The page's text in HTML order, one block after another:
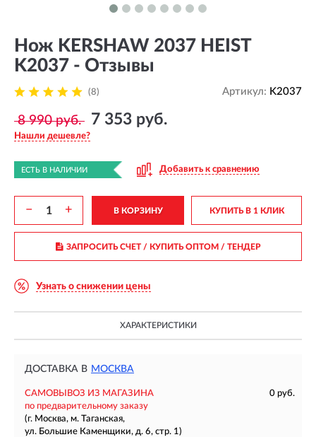
Нож KERSHAW 2037 HEIST
K2037 - Отзывы
(8) Артикул: K2037
8 990 руб. 7 353 руб.
Нашли дешевле?
ЕСТЬ В НАЛИЧИИ Добавить к сравнению
− + В КОРЗИНУ КУПИТЬ В 1 КЛИК
ЗАПРОСИТЬ СЧЕТ / КУПИТЬ ОПТОМ/ ТЕНДЕР
Узнать о снижении цены
ХАРАКТЕРИСТИКИ
ДОСТАВКА В МОСКВА
САМОВЫВОЗ ИЗ МАГАЗИНА
0 руб.
по предварительному заказу
(г. Москва, м. Таганская,
ул. Большие Каменщики, д. 6, стр. 1)